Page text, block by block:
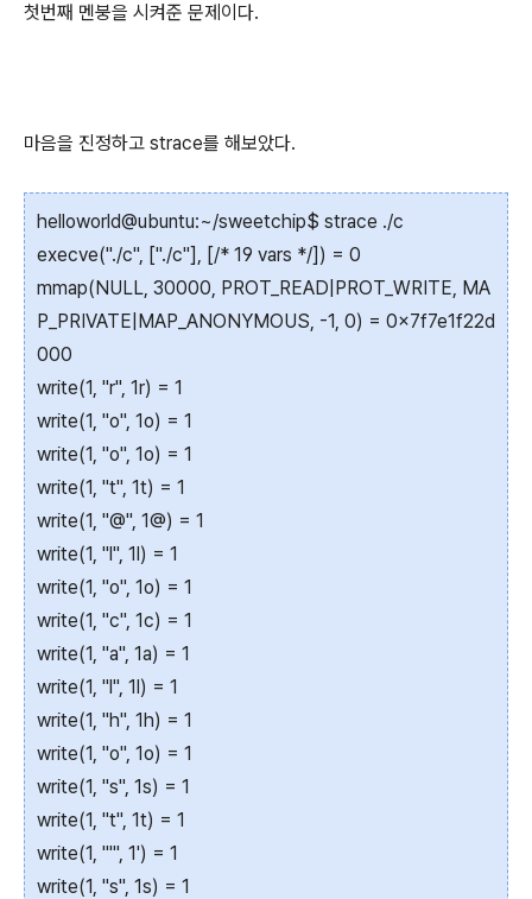
첫번째 멘붕을 시켜준 문제이다.
마음을 진정하고 strace를 해보았다.
helloworld@ubuntu:~/sweetchip$ strace ./c
execve("./c", ["./c"], [/* 19 vars */]) = 0
mmap(NULL, 30000, PROT_READ|PROT_WRITE, MA
P_PRIVATE|MAP_ANONYMOUS, -1, 0) = 0x7f7e1f22d
000
write(1, "r", 1r) = 1
write(1, "o", 1o) = 1
write(1, "o", 1o) = 1
write(1, "t", 1t) = 1
write(1, "@", 1@) = 1
write(1, "l", 1l) = 1
write(1, "o", 1o) = 1
write(1, "c", 1c) = 1
write(1, "a", 1a) = 1
write(1, "l", 1l) = 1
write(1, "h", 1h) = 1
write(1, "o", 1o) = 1
write(1, "s", 1s) = 1
write(1, "t", 1t) = 1
write(1, "'", 1') = 1
write(1, "s", 1s) = 1